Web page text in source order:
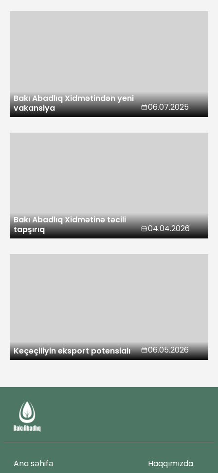
Bakı Abadlıq Xidmətindən yeni
vakansiya
06.07.2025
Bakı Abadlıq Xidmətinə təcili
tapşırıq
04.04.2026
Keçəçiliyin eksport potensialı 06.05.2026
Ana səhifə Haqqımızda